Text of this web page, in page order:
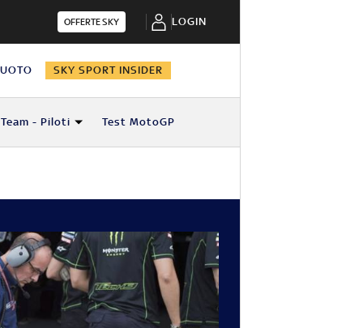
OFFERTE SKY LOGIN
SKY SPORT INSIDER
Team - Piloti Test MotoGP